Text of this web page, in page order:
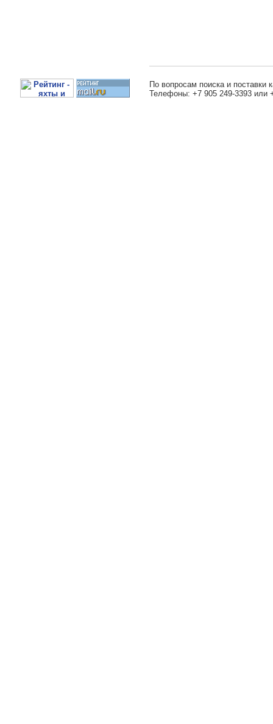
По вопросам поиска и поставки
Телефоны: +7 905 249-3393 или